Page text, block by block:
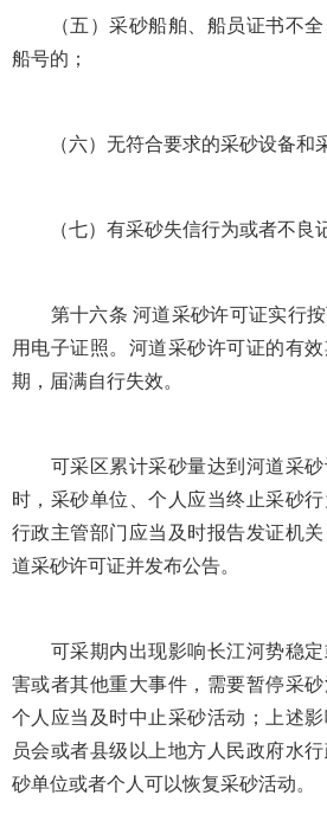
（五）采砂船舶、船员证书不全
船号的；
（六）无符合要求的采砂设备和采
（七）有采砂失信行为或者不良记
第十六条 河道采砂许可证实行按
用电子证照。河道采砂许可证的有
期，届满自行失效。
可采区累计采砂量达到河道采砂
时，采砂单位、个人应当终止采砂
行政主管部门应当及时报告发证机
道采砂许可证并发布公告。
可采期内出现影响长江河势稳定
害或者其他重大事件，需要暂停采
个人应当及时中止采砂活动；上述
员会或者县级以上地方人民政府水
砂单位或者个人可以恢复采砂活动。